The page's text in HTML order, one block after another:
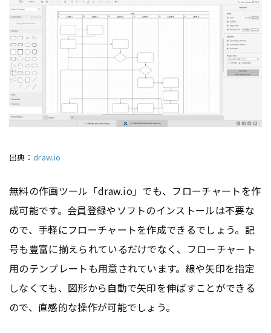
出典： draw.io
無料の作画ツール「draw.io」でも、フローチャートを作
成可能です。会員登録やソフトのインストールは不要な
ので、手軽にフローチャートを作成できるでしょう。記
号も豊富に揃えられているだけでなく、フローチャート
用のテンプレートも用意されています。線や矢印を指定
しなくても、図形から自動で矢印を伸ばすことができる
ので、直感的な操作が可能でしょう。